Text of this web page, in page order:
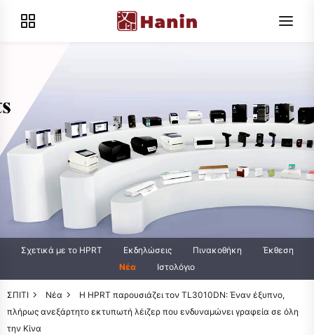
Σχετικά με το HPRT Εκδηλώσεις Πινακοθήκη
Έκθεση
Νέα
Ιστολόγιο
ΣΠΙΤΙ Νέα
Η HPRT παρουσιάζει τον TL3010DN: Έναν έξυπνο,
πλήρως ανεξάρτητο εκτυπωτή λέιζερ που ενδυναμώνει γραφεία σε όλη
την Κίνα